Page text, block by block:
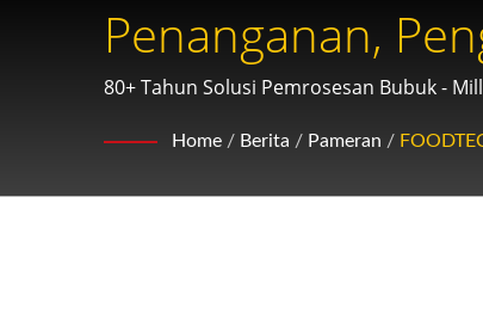
Penanganan,
Powder Tech
80+ Tahun Solusi Pemrosesan Bubuk -
Home / Berita / Pameran /